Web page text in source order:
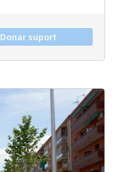
Donar suport